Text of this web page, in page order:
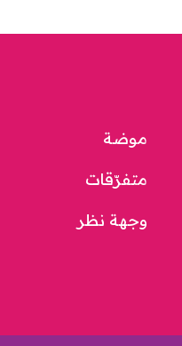
موضة
متفرّقات
وجهة نظر